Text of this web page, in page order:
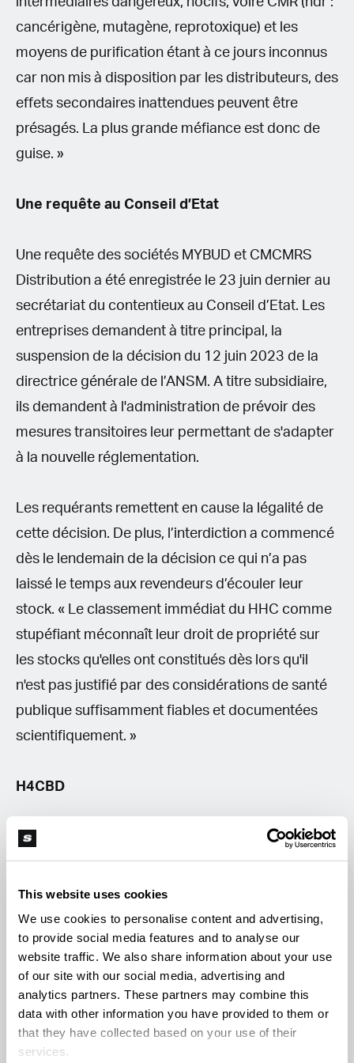
This website uses cookies
We use cookies to personalise content and advertising,
to provide social media features and to analyse our
website traffic. We also share information about your use
of our site with our social media, advertising and
analytics partners. These partners may combine this
data with other information you have provided to them or
that they have collected based on your use of their
services.
cancérigène, mutagène, reprotoxique) et les
moyens de purification étant à ce jours inconnus
car non mis à disposition par les distributeurs, des
effets secondaires inattendues peuvent être
présagés. La plus grande méfiance est donc de
guise. »
Une requête au Conseil d’Etat
Une requête des sociétés MYBUD et CMCMRS
Distribution a été enregistrée le 23 juin dernier au
secrétariat du contentieux au Conseil d’Etat. Les
entreprises demandent à titre principal, la
suspension de la décision du 12 juin 2023 de la
directrice générale de l’ANSM. A titre subsidiaire,
ils demandent à l'administration de prévoir des
mesures transitoires leur permettant de s'adapter
à la nouvelle réglementation.
Les requérants remettent en cause la légalité de
cette décision. De plus, l’interdiction a commencé
dès le lendemain de la décision ce qui n’a pas
laissé le temps aux revendeurs d’écouler leur
stock. « Le classement immédiat du HHC comme
stupéfiant méconnaît leur droit de propriété sur
les stocks qu'elles ont constitués dès lors qu'il
n'est pas justifié par des considérations de santé
publique suffisamment fiables et documentées
scientifiquement. »
H4CBD
Le H4CBD est le principal remplaçant du HHC.
Certains revendeurs en ligne se sont contentés de
rempalcer le mot « HHC » par « H4CBD » dans la
description de leurs produits. Le H4CBD a été
découvert le chimiste britannique Alexander R.
Todd le chimiste Todd et son équipe en 1940.
Le H4CBD est un cananbinoîde semi-synthétique,
lui aussi issu de l’hydrogénation mais uniquement